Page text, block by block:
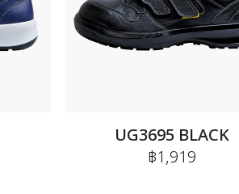
UG3695 BLACK
฿1,919